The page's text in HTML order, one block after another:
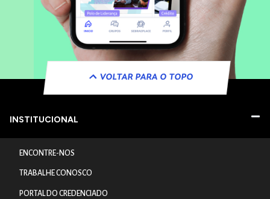
VOLTAR PARA O TOPO
INSTITUCIONAL
ENCONTRE-NOS
TRABALHE CONOSCO
PORTAL DO CREDENCIADO